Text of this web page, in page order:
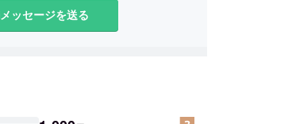
メッセージを送る